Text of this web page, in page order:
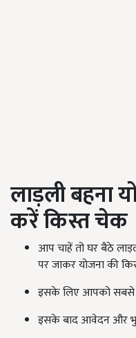
लाड़ली बहना
करें किस्त चेक
आप चाहें तो घर बैठे
पर जाकर योजना की
इसके लिए आपको सबसे
इसके बाद आवेदन और